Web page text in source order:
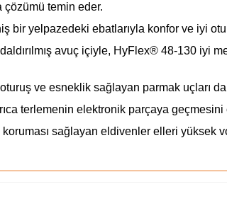
temin eder.
bir yelpazedeki ebatlarıyla konfor ve iyi
avuç içiyle, HyFlex® 48-130 iyi
ve esneklik sağlayan parmak uçları
terlemenin elektronik parçaya geçmesini
sağlayan eldivenler elleri yüksek
veya elektrik akımına karşı koruma